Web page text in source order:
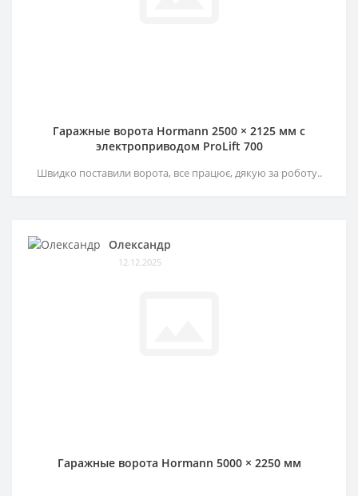
Гаражные ворота Hormann 2500 × 2125 мм c
электроприводом ProLift 700
Швидко поставили ворота, все працює, дякую за роботу..
Олександр
12.12.2025
Гаражные ворота Hormann 5000 × 2250 мм